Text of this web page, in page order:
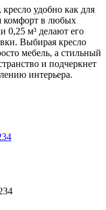
удобно как для
комфорт в любых
0,25 м³ делают его
Выбирая кресло
мебель, а стильный
и подчеркнет
интерьера.